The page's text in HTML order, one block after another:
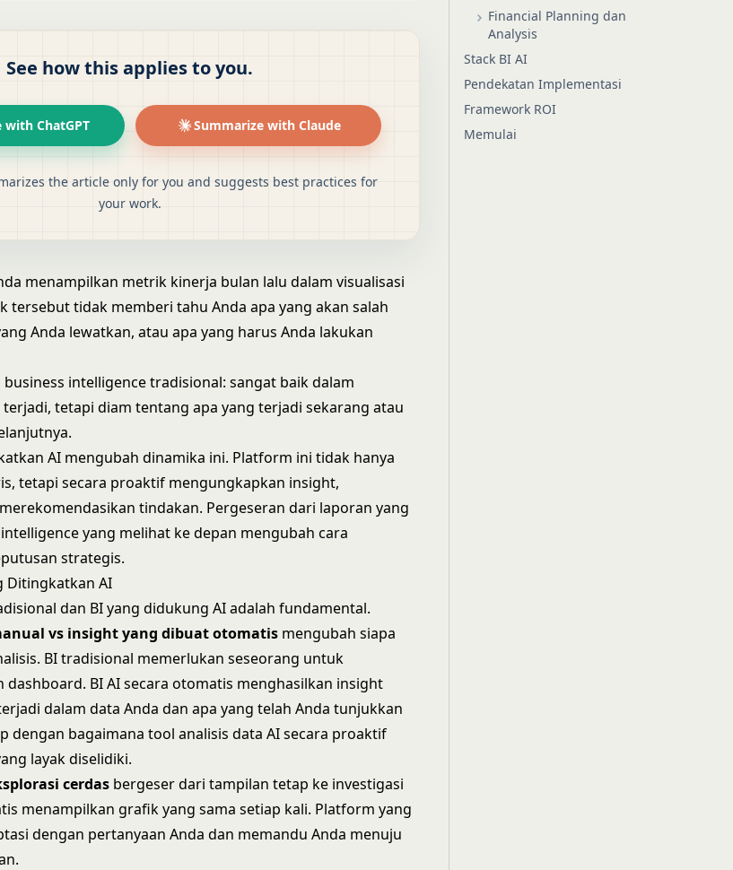
See how this applies to you.
with ChatGPT Summarize with Claude
the article only for you and suggests best practices for
your work.
menampilkan metrik kinerja bulan lalu dalam visualisasi
tersebut tidak memberi tahu Anda apa yang akan salah
Anda lewatkan, atau apa yang harus Anda lakukan
intelligence tradisional: sangat baik dalam
tetapi diam tentang apa yang terjadi sekarang atau
AI mengubah dinamika ini. Platform ini tidak hanya
tetapi secara proaktif mengungkapkan insight,
tindakan. Pergeseran dari laporan yang
yang melihat ke depan mengubah cara
strategis.
Ditingkatkan AI
dan BI yang didukung AI adalah fundamental.
vs insight yang dibuat otomatis mengubah siapa
BI tradisional memerlukan seseorang untuk
dashboard. BI AI secara otomatis menghasilkan insight
dalam data Anda dan apa yang telah Anda tunjukkan
dengan bagaimanatool analisis data AIsecara proaktif
layak diselidiki.
cerdas bergeser dari tampilan tetap ke investigasi
menampilkan grafik yang sama setiap kali. Platform yang
dengan pertanyaan Anda dan memandu Anda menuju
Financial Planning dan
Analysis
Stack BI AI
Pendekatan Implementasi
Framework ROI
Memulai